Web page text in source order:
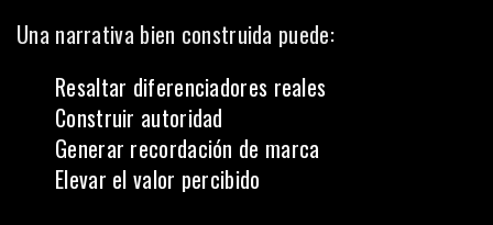
Una narrativa bien construida puede:
Resaltar diferenciadores reales
Construir autoridad
Generar recordación de marca
Elevar el valor percibido